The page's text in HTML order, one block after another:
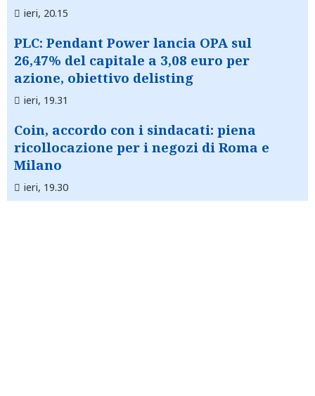
ieri, 20.15
PLC: Pendant Power lancia OPA sul
26,47% del capitale a 3,08 euro per
azione, obiettivo delisting
ieri, 19.31
Coin, accordo con i sindacati: piena
ricollocazione per i negozi di Roma e
Milano
ieri, 19.30